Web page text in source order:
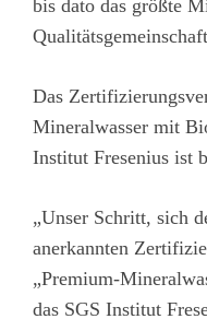
bis dato das größte
Das
Mineralwasser mit
Institut Fresenius ist
„Unser Schritt, sich
anerkannten
„Premium-
das SGS Institut